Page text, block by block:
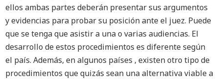
ellos ambas partes deberán presentar sus argumentos
y evidencias para probar su posición ante el juez. Puede
que se tenga que asistir a una o varias audiencias. El
desarrollo de estos procedimientos es diferente según
el país. Además, en algunos países , existen otro tipo de
procedimientos que quizás sean una alternativa viable a